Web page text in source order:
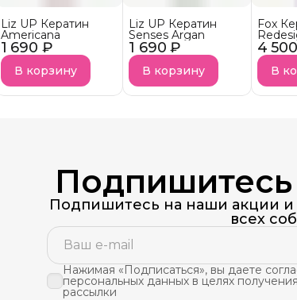
1 690 ₽
Liz UP Кератин
Americana
В корзину
1 690 ₽
Liz UP Кератин
Senses Argan
В корзину
4
Fox
В
Подпишитесь на наши акции и
всех
Нажимая «Подписаться», вы даете
персональных данных в целях
рассылки